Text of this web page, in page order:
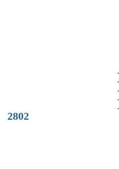
2802